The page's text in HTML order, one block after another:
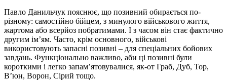
Павло Данильчук пояснює, що позивний обирається по-
різному: самостійно бійцем, з минулого військового життя,
жартома або всерйоз побратимами. І з часом він стає фактично
другим ім’ям. Часто, крім основного, військові
використовують запасні позивні – для спеціальних бойових
завдань. Функціонально важливо, аби ці позивні були
короткими і легко запам’ятовувалися, як-от Граб, Дуб, Тор,
В’юн, Ворон, Сірий тощо.